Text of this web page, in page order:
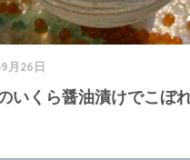
月26日
いくら醤油漬けでこぼ